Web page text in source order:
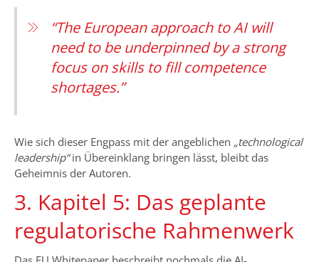
“The European approach to AI will
need to be underpinned by a strong
focus on skills to fill competence
shortages.”
Wie sich dieser Engpass mit der angeblichen „technological
leadership“in Übereinklang bringen lässt, bleibt das
Geheimnis der Autoren.
3. Kapitel 5: Das geplante
regulatorische Rahmenwerk